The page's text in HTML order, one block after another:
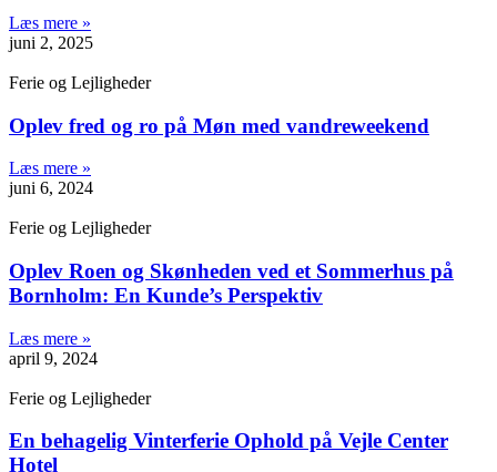
Læs mere »
juni 2, 2025
Ferie og Lejligheder
Oplev fred og ro på Møn med vandreweekend
Læs mere »
juni 6, 2024
Ferie og Lejligheder
Oplev Roen og Skønheden ved et Sommerhus på
Bornholm: En Kunde’s Perspektiv
Læs mere »
april 9, 2024
Ferie og Lejligheder
En behagelig Vinterferie Ophold på Vejle Center
Hotel